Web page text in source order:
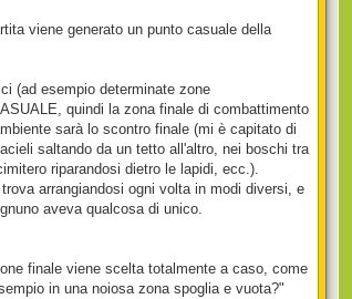
viene generato un punto casuale della
(ad esempio determinate zone
quindi la zona finale di combattimento
sarà lo scontro finale (mi è capitato di
saltando da un tetto all'altro, nei boschi tra
riparandosi dietro le lapidi, ecc.).
arrangiandosi ogni volta in modi diversi, e
aveva qualcosa di unico.
finale viene scelta totalmente a caso, come
in una noiosa zona spoglia e vuota?"